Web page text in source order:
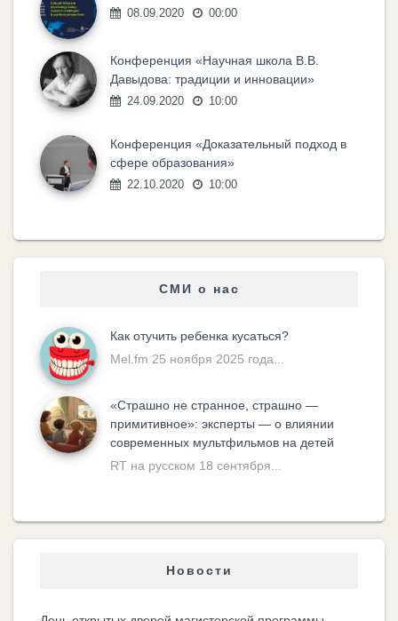
08.09.2020 00:00
Конференция «Научная школа В.В.
Давыдова: традиции и инновации»
24.09.2020 10:00
Конференция «Доказательный подход в
сфере образования»
22.10.2020 10:00
СМИ о нас
Как отучить ребенка кусаться?
Mel.fm 25 ноября 2025 года...
«Cтрашно не странное, страшно —
примитивное»: эксперты — о влиянии
современных мультфильмов на детей
RT на русском 18 сентября...
Новости